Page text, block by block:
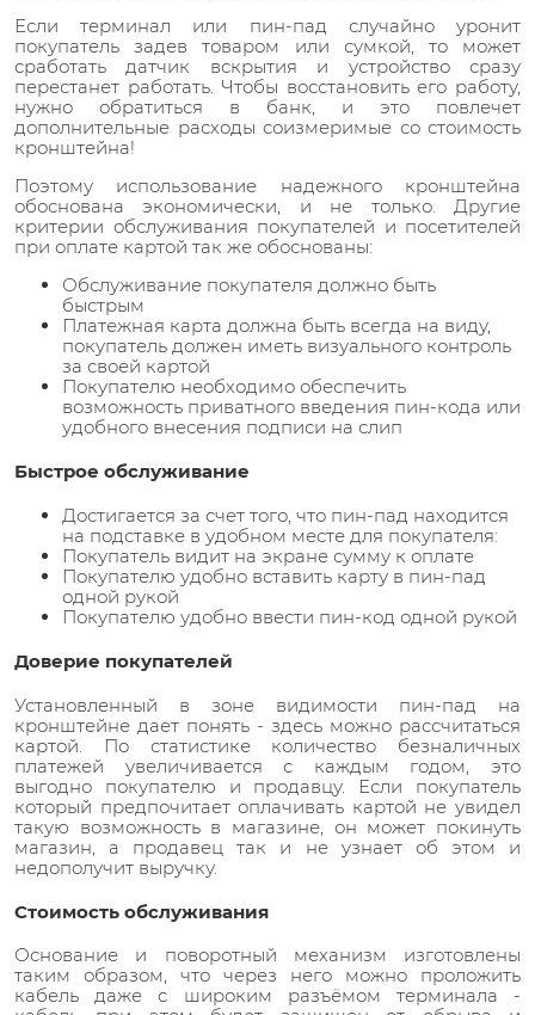
Если терминал или пин-пад случайно уронит
покупатель задев товаром или сумкой, то может
сработать датчик вскрытия и устройство сразу
перестанет работать. Чтобы восстановить его работу,
нужно обратиться в банк, и это повлечет
дополнительные расходы соизмеримые со стоимость
кронштейна!
Поэтому использование надежного кронштейна
обоснована экономически, и не только. Другие
критерии обслуживания покупателей и посетителей
при оплате картой так же обоснованы:
Обслуживание покупателя должно быть
быстрым
Платежная карта должна быть всегда на виду,
покупатель должен иметь визуального контроль
за своей картой
Покупателю необходимо обеспечить
возможность приватного введения пин-кода или
удобного внесения подписи на слип
Быстрое обслуживание
Достигается за счет того, что пин-пад находится
на подставке в удобном месте для покупателя:
Покупатель видит на экране сумму к оплате
Покупателю удобно вставить карту в пин-пад
одной рукой
Покупателю удобно ввести пин-код одной рукой
Доверие покупателей
Установленный в зоне видимости пин-пад на
кронштейне дает понять - здесь можно рассчитаться
картой. По статистике количество безналичных
платежей увеличивается с каждым годом, это
выгодно покупателю и продавцу. Если покупатель
который предпочитает оплачивать картой не увидел
такую возможность в магазине, он может покинуть
магазин, а продавец так и не узнает об этом и
недополучит выручку.
Стоимость обслуживания
Основание и поворотный механизм изготовлены
таким образом, что через него можно проложить
кабель даже с широким разъёмом терминала -